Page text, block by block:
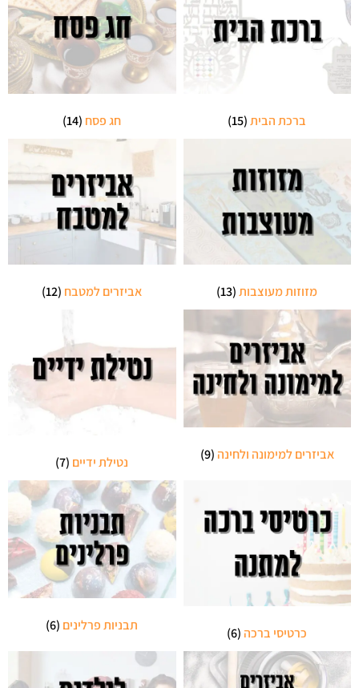
ברכת הבית(15) חג פסח (14)
מזוזות מעוצבות(13) אביזרים למטבח (12)
אביזרים למימונה ולחינה(9) נטילת ידיים (7)
כרטיסי ברכה(6) תבניות פרלינים (6)